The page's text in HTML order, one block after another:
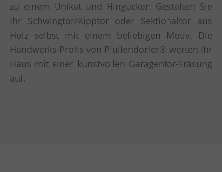
zu einem Unikat und Hingucker: Gestalten Sie
Ihr Schwingtor/Kipptor oder Sektionaltor aus
Holz selbst mit einem beliebigen Motiv. Die
Handwerks-Profis von Pfullendorfer® werten Ihr
Haus mit einer kunstvollen Garagentor-Fräsung
auf.